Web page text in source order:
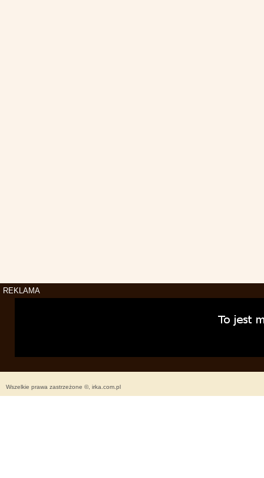
REKLAMA
Wszelkie prawa zastrzeżone ©, irka.com.pl